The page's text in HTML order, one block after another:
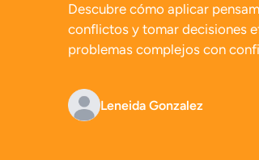
Descubre cómo aplicar
conflictos y tomar decisiones
problemas complejos con
Leneida Gonzalez